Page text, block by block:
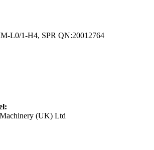
L0/1-H4, SPR QN:20012764
(UK) Ltd